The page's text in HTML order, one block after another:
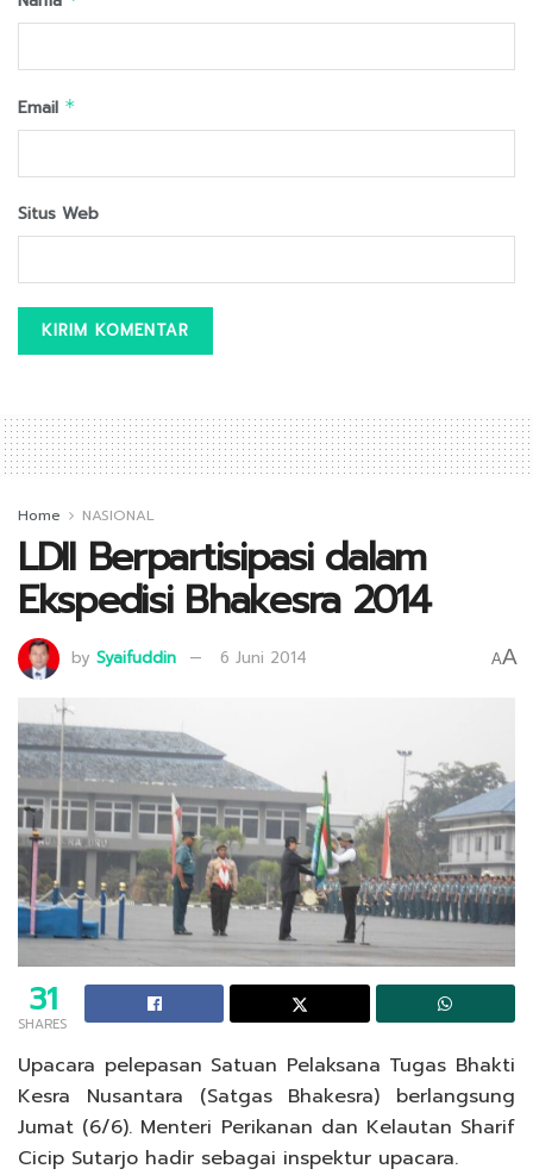
Email *
Situs Web
Home NASIONAL
LDII Berpartisipasi dalam
Ekspedisi Bhakesra 2014
by Syaifuddin 6 Juni 2014 AA
31
SHARES
Upacara pelepasan Satuan Pelaksana Tugas Bhakti
Kesra Nusantara (Satgas Bhakesra) berlangsung
Jumat (6/6). Menteri Perikanan dan Kelautan Sharif
Cicip Sutarjo hadir sebagai inspektur upacara.